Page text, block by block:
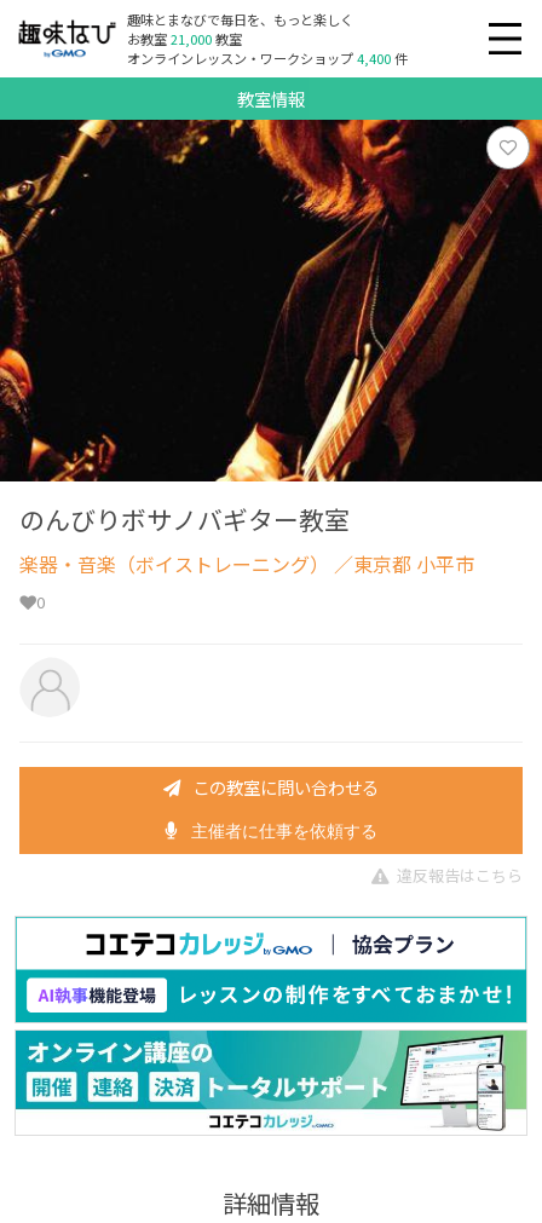
趣味とまなびで毎日を、もっと楽しく
お教室21,000教室
オンラインレッスン・ワークショップ4,400件
教室情報
のんびりボサノバギター教室
楽器・音楽（ボイストレーニング） ／東京都 小平市
0
この教室に問い合わせる
主催者に仕事を依頼する
違反報告はこちら
詳細情報